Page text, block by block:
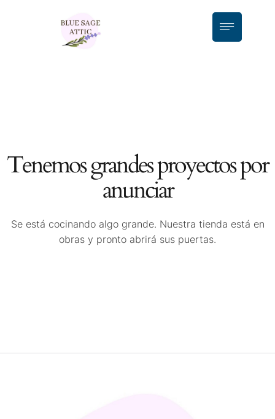
Tenemos grandes proyectos por
anunciar
Se está cocinando algo grande. Nuestra tienda está en
obras y pronto abrirá sus puertas.